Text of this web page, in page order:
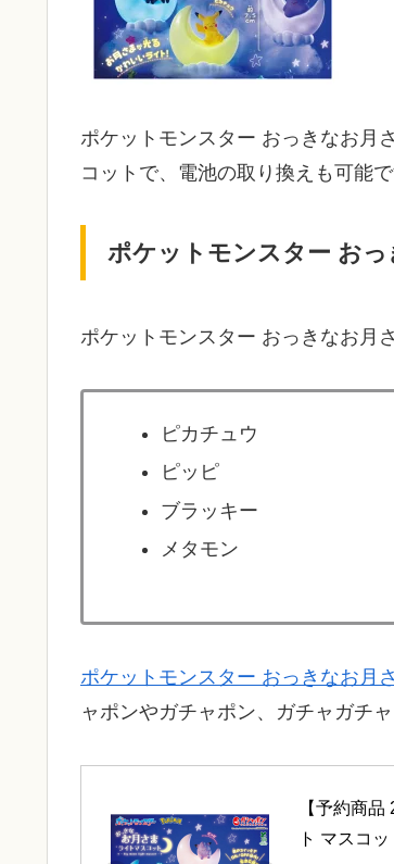
ポケットモンスター おっきなお月
コットで、電池の取り換えも可能で
ポケットモンスター お
ポケットモンスター おっきなお月
ピカチュウ
ピッピ
ブラッキー
メタモン
ポケットモンスター おっきなお月
ャポンやガチャポン、ガチャガチ
【予約商
ト マスコ